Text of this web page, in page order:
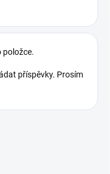
položce.
příspěvky. Prosím